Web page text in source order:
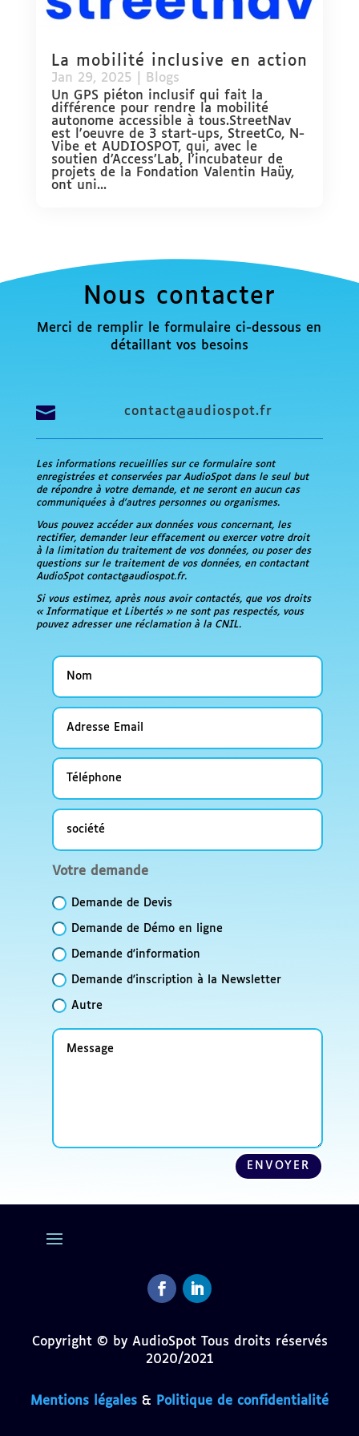
La mobilité inclusive en action
Jan 29, 2025
Blogs
Un GPS piéton inclusif qui fait la
différence pour rendre la mobilité
autonome accessible à tous.StreetNav
est l'oeuvre de 3 start-ups, StreetCo, N-
Vibe et AUDIOSPOT, qui, avec le
soutien d’Access’Lab, l’incubateur de
projets de la Fondation Valentin Haüy,
ont uni...
Nous contacter
Merci de remplir le formulaire ci-dessous en
détaillant vos besoins
 contact@audiospot.fr
Les informations recueillies sur ce formulaire sont
enregistrées et conservées par AudioSpot dans le seul but
de répondre à votre demande, et ne seront en aucun cas
communiquées à d’autres personnes ou organismes.
Vous pouvez accéder aux données vous concernant, les
rectifier, demander leur effacement ou exercer votre droit
à la limitation du traitement de vos données, ou poser des
questions sur le traitement de vos données, en contactant
AudioSpot contact@audiospot.fr.
Si vous estimez, après nous avoir contactés, que vos droits
« Informatique et Libertés » ne sont pas respectés, vous
pouvez adresser une réclamation à la CNIL.
Nom
Adresse
Email
Téléphone
société
Votre
Votre demande
Demande de Devis
Demande de Démo en ligne
Demande d'information
Demande d'inscription à la Newsletter
Autre
Message
ENVOYER
Copyright © by AudioSpot Tous droits réservés
2020/2021
Mentions légales & Politique de confidentialité